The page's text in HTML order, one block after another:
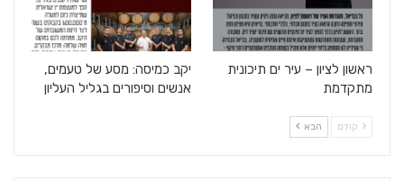
ראשון לציון – עיר ים תיכונית
מתקדמת
יקב כמיסה: מסע של טעמים,
אנשים וסיפורים בגליל העליון
קודם הבא